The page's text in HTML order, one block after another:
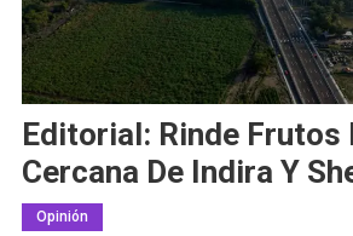
Editorial: Rinde Frutos
Cercana De Indira Y
Opinión